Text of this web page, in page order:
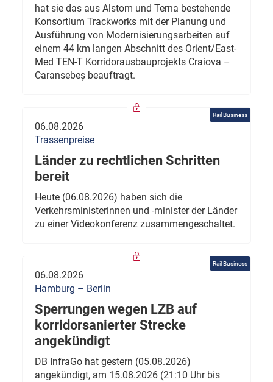
hat sie das aus Alstom und Terna bestehende
Konsortium Trackworks mit der Planung und
Ausführung von Modernisierungsarbeiten auf
einem 44 km langen Abschnitt des Orient/East-
Med TEN-T Korridorausbauprojekts Craiova –
Caransebeș beauftragt.
Rail Business
06.08.2026
Trassenpreise
Länder zu rechtlichen Schritten
bereit
Heute (06.08.2026) haben sich die
Verkehrsministerinnen und -minister der Länder
zu einer Videokonferenz zusammengeschaltet.
Rail Business
06.08.2026
Hamburg – Berlin
Sperrungen wegen LZB auf
korridorsanierter Strecke
angekündigt
DB InfraGo hat gestern (05.08.2026)
angekündigt, am 15.08.2026 (21:10 Uhr bis